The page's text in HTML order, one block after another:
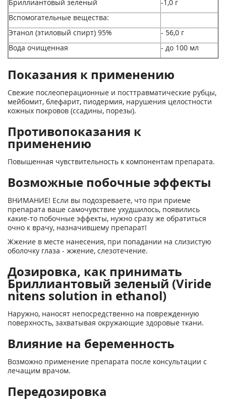
Бриллиантовый зеленый
-1,0 г
Вспомогательные вещества:
Этанол (этиловый спирт) 95%
- 56,0 г
Вода очищенная
- до 100 мл
Показания к применению
Свежие послеоперационные и посттравматические рубцы,
мейбомит, блефарит, пиодермия, нарушения целостности
кожных покровов (ссадины, порезы).
Противопоказания к
применению
Повышенная чувствительность к компонентам препарата.
Возможные побочные эффекты
ВНИМАНИЕ! Если вы подозреваете, что при приеме
препарата ваше самочувствие ухудшилось, появились
какие-то побочные эффекты, нужно сразу же обратиться
очно к врачу, назначившему препарат!
Жжение в месте нанесения, при попадании на слизистую
оболочку глаза - жжение, слезотечение.
Дозировка, как принимать
Бриллиантовый зеленый (Viride
nitens solution in ethanol)
Наружно, наносят непосредственно на поврежденную
поверхность, захватывая окружающие здоровые ткани.
Влияние на беременность
Возможно применение препарата после консультации с
лечащим врачом.
Передозировка